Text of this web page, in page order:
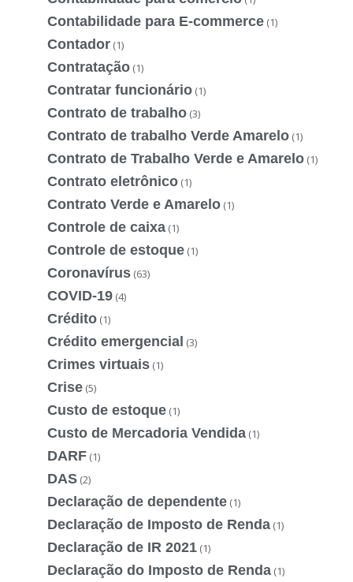
Contabilidade para E-commerce (1)
Contador (1)
Contratação (1)
Contratar funcionário (1)
Contrato de trabalho (3)
Contrato de trabalho Verde Amarelo (1)
Contrato de Trabalho Verde e Amarelo (1)
Contrato eletrônico (1)
Contrato Verde e Amarelo (1)
Controle de caixa (1)
Controle de estoque (1)
Coronavírus (63)
COVID-19 (4)
Crédito (1)
Crédito emergencial (3)
Crimes virtuais (1)
Crise (5)
Custo de estoque (1)
Custo de Mercadoria Vendida (1)
DARF (1)
DAS (2)
Declaração de dependente (1)
Declaração de Imposto de Renda (1)
Declaração de IR 2021 (1)
Declaração do Imposto de Renda (1)